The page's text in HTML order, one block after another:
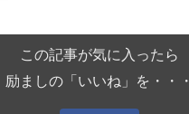
この記事が気に入ったら
励ましの「いいね」を・・・